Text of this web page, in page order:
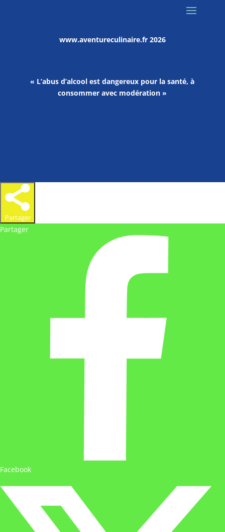
www.aventureculinaire.fr2026
« L’abus d’alcool est dangereux pour la santé, à
consommer avec modération »
Partager
Partager
Facebook